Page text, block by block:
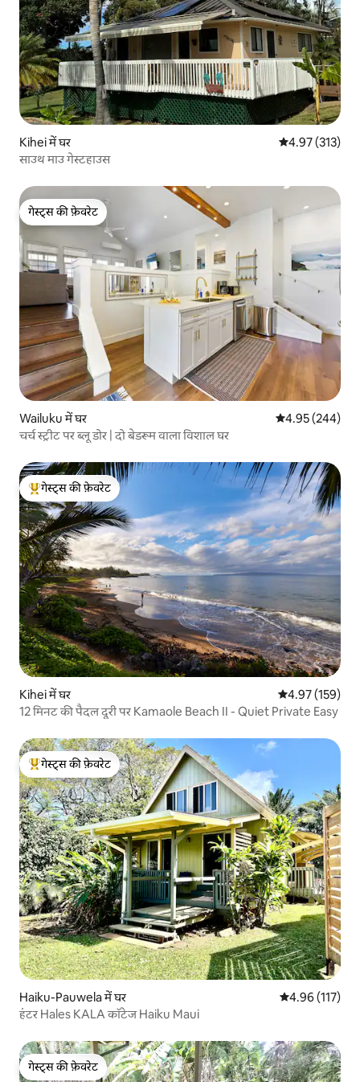
Kihei में घर औसत रेटिंग 5 में से
4.97 (313)
साउथ माउ गेस्टहाउस
गेस्ट्स की फ़ेवरेट
गेस्ट्स की फ़ेवरेट
Wailuku में घर औसत रेटिंग 5 में से
4.95 (244)
चर्च स्ट्रीट पर ब्लू डोर | दो बेडरूम वाला विशाल घर
गेस्ट्स का टॉप फ़ेवरेट
गेस्ट्स की फ़ेवरेट
Kihei में घर औसत रेटिंग 5 में से
4.97 (159)
12 मिनट की पैदल दूरी पर Kamaole Beach II - Quiet Private Easy
गेस्ट्स का टॉप फ़ेवरेट
गेस्ट्स की फ़ेवरेट
Haiku-Pauwela में घर औसत रेटिंग 5 में से
4.96 (117)
हंटर Hales KALA कॉटेज Haiku Maui
गेस्ट्स की फ़ेवरेट
गेस्ट्स की फ़ेवरेट